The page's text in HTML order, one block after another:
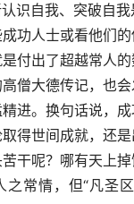
识自我、突破自我
功人士或看他们
付出了超越常人
僧大德传记，也
进。换句话说，
得世间成就，还
干呢？哪有天上
之常情，但“凡圣